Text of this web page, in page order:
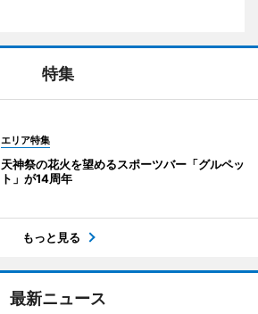
特集
エリア特集
天神祭の花火を望めるスポーツバー「グルペッ
ト」が14周年
もっと見る
最新ニュース